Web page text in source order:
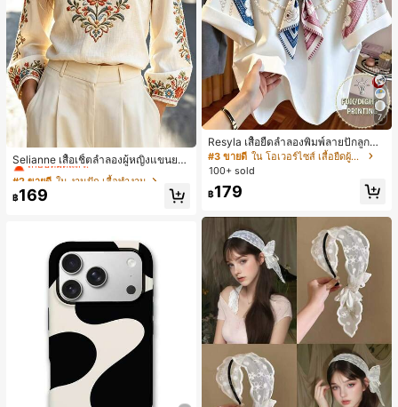
Selianne เสื้อเชิ้ตลำลองผู้หญิงแขนยา
ว คอวีเว้า ลายดอกไม้
#2 ขายดี
ใน งานปัก เสื้อทำงาน
เกือบหมดแล้ว!
#2 ขายดี ใน งานปัก เสื้อทำงาน
เกือบหมดแล้ว!
#2 ขายดี ใน งานปัก เสื้อทำงาน
เกือบหมดแล้ว!
#2 ขายดี
฿169
7
Resyla เสื้อยืดลำลองพิมพ์ลายปักลูกปัด
รูปโบว์ขนาดใหญ่สำหรับผู้หญิง
#3 ขายดี
ใน โอเวอร์ไซส์ เสื้อยืดผู้หญิง
100+ sold
฿179